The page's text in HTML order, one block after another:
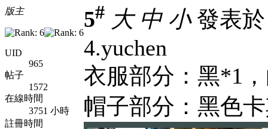
版主
UID
965
帖子
1572
在線時間
3751 小時
註冊時間
5# 大 中 小發表於
4.yuchen
衣服部分：黑*1
帽子部分：黑色